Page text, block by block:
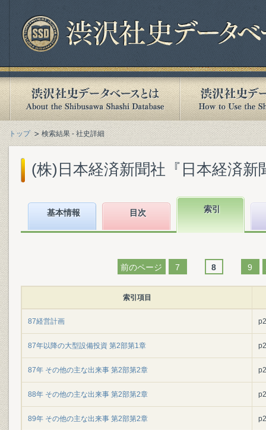
トップ 検索結果 - 社史詳細
(株)日本経済新聞社『日本経済新
基本情報 目次 索引
前のページ 7 8 9
索引項目
87経営計画
87年以降の大型設備投資 第2部第1章
87年 その他の主な出来事 第2部第2章
88年 その他の主な出来事 第2部第2章
89年 その他の主な出来事 第2部第2章